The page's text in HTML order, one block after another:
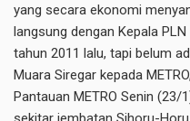
yang secara ekonomi
langsung dengan Kepala
tahun 2011 lalu, tapi belum
Muara Siregar kepada
Pantauan METRO Senin (23/